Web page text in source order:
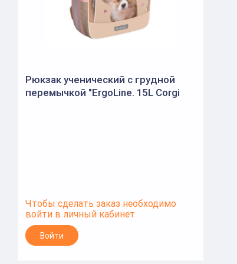
Рюкзак ученический с грудной
перемычкой "ErgoLine. 15L Corgi
Чтобы сделать заказ необходимо
войти в личный кабинет
Войти